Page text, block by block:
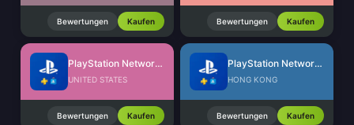
Bewertungen Kaufen Bewertungen Kaufen
PlayStation Network Card (US)
UNITED STATES
Bewertungen Kaufen
PlayStation Network Card (HK)
HONG KONG
Bewertungen Kaufen